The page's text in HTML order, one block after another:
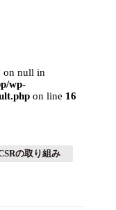
on null in
wp-
on line 16
の取り組み